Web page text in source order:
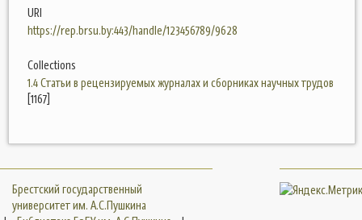
URI
https://rep.brsu.by:443/handle/123456789/9628
Collections
1.4 Статьи в рецензируемых журналах и сборниках научных трудов
[1167]
Брестский государственный
университет им. А.С.Пушкина